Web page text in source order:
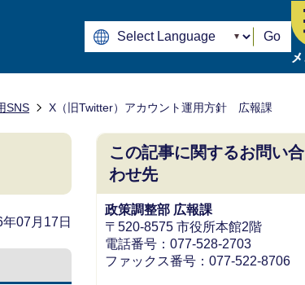
Go
SNS X（旧Twitter）アカウント運用方針 広報課
07月17日
この記事に関するお問い合
わせ先
政策調整部 広報課
〒520-8575 市役所本館2階
電話番号：077-528-2703
ファックス番号：077-522-8706